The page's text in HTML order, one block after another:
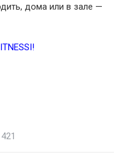
дома или в зале —
!
421